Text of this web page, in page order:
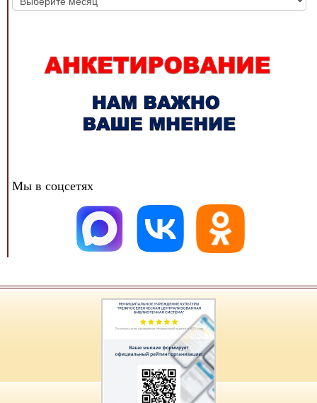
новостей
Мы в соцсетях